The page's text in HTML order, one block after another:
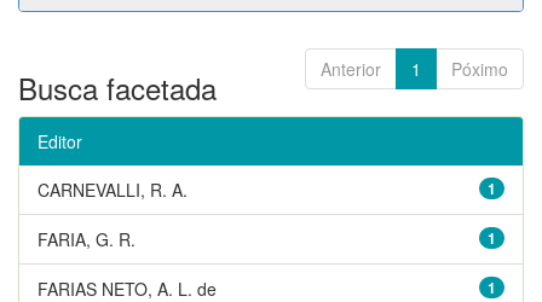
Anterior 1 Póximo
Busca facetada
Editor
1
CARNEVALLI, R. A.
1
FARIA, G. R.
1
FARIAS NETO, A. L. de